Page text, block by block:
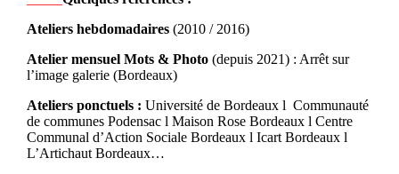
Ateliers hebdomadaires (2010 / 2016)
Atelier mensuel Mots & Photo(depuis 2021) : Arrêt sur
l’image galerie (Bordeaux)
Ateliers ponctuels : Université de Bordeaux l Communauté
de communes Podensac l Maison Rose Bordeaux l Centre
Communal d’Action Sociale Bordeaux l Icart Bordeaux l
L’Artichaut Bordeaux…